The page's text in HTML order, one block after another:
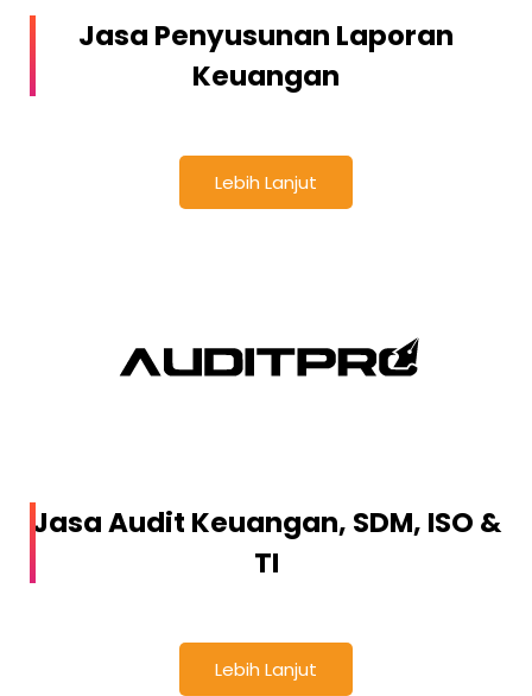
Jasa Penyusunan Laporan
Keuangan
Lebih Lanjut
Jasa Audit Keuangan, SDM, ISO &
TI
Lebih Lanjut